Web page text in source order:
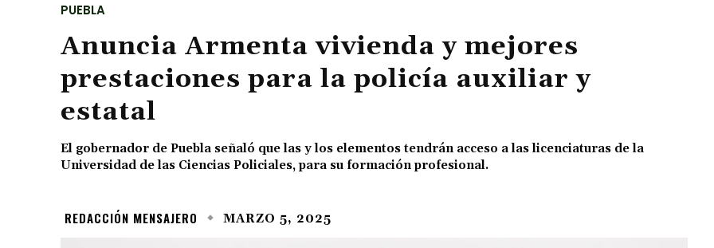
PUEBLA
Anuncia Armenta vivienda y mejores
prestaciones para la policía auxiliar y
estatal
El gobernador de Puebla señaló que las y los elementos tendrán acceso a las licenciaturas de la
Universidad de las Ciencias Policiales, para su formación profesional.
REDACCIÓN MENSAJERO MARZO 5, 2025